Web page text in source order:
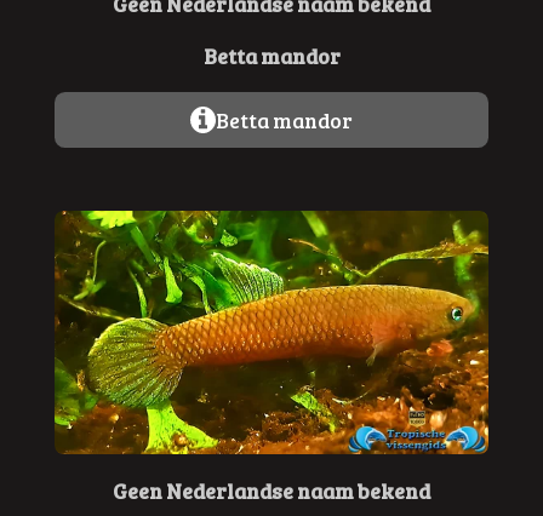
Betta mandor
Betta mandor
Geen Nederlandse naam bekend